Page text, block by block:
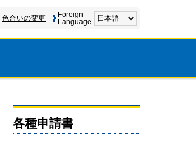
色合いの変更
Foreign
Language
各種申請書